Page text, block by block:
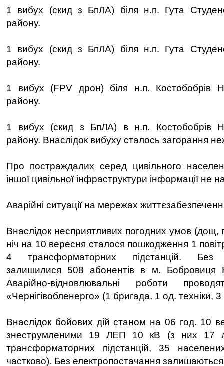
1 вибух (скид з БпЛА) біля н.п. Гута
району.
1 вибух (скид з БпЛА) біля н.п. Гута
району.
1 вибух (FPV дрон) біля н.п. Костобобрів
району.
1 вибух (скид з БпЛА) в н.п. Костобобрів
району. Внаслідок вибуху сталось загорання
Про постраждалих серед цивільного
іншої цивільної інфраструктури інформації не
Аварійні ситуації на мережах
Внаслідок несприятливих погодних умов (дощ,
ніч на 10 вересня сталося пошкодження 1
4 трансформаторних підстанцій. Без
залишилися 508 абонентів в м. Бобровиця
Аварійно-відновлювальні роботи
«Чернігівобленерго» (1 бригада, 1 од. техніки,
Внаслідок бойових дій станом на 06 год. 10
знеструмленими 19 ЛЕП 10 кВ (з них 17
трансформаторних підстанцій, 35
частково). Без електропостачання